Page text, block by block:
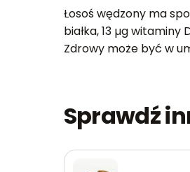
Łosoś wędzony ma
białka, 13 µg
Zdrowy może być w
Sprawdź